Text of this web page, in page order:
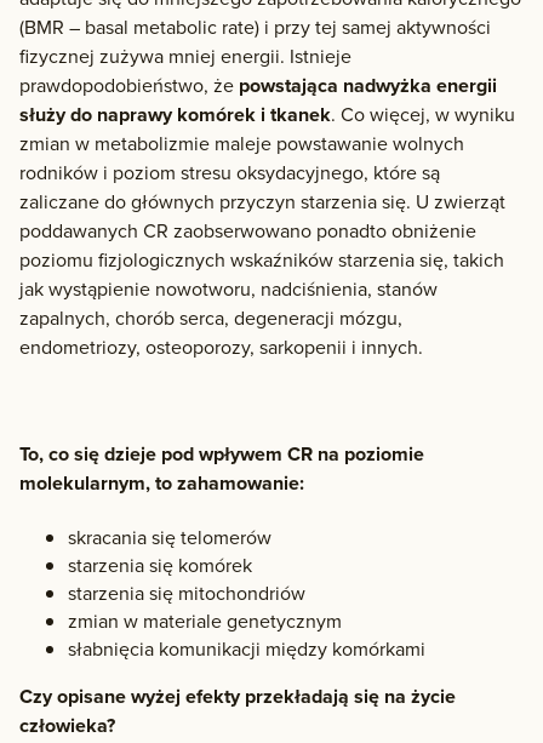
(BMR – basal metabolic rate) i przy tej samej aktywności
fizycznej zużywa mniej energii. Istnieje
prawdopodobieństwo, że powstająca nadwyżka energii
służy do naprawy komórek i tkanek. Co więcej, w wyniku
zmian w metabolizmie maleje powstawanie wolnych
rodników i poziom stresu oksydacyjnego, które są
zaliczane do głównych przyczyn starzenia się. U zwierząt
poddawanych CR zaobserwowano ponadto obniżenie
poziomu fizjologicznych wskaźników starzenia się, takich
jak wystąpienie nowotworu, nadciśnienia, stanów
zapalnych, chorób serca, degeneracji mózgu,
endometriozy, osteoporozy, sarkopenii i innych.
To, co się dzieje pod wpływem CR na poziomie
molekularnym, to zahamowanie:
skracania się telomerów
starzenia się komórek
starzenia się mitochondriów
zmian w materiale genetycznym
słabnięcia komunikacji między komórkami
Czy opisane wyżej efekty przekładają się na życie
człowieka?